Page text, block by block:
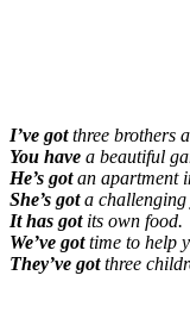
I’ve gotthree brothers
You have a beautiful
He’s gotan apartment
She’s gota challenging
It has gotits own food.
We’ve gottime to help
They’ve gotthree